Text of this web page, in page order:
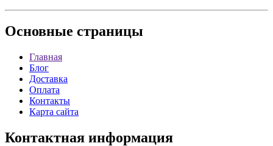
Основные страницы
Главная
Блог
Доставка
Оплата
Контакты
Карта сайта
Контактная информация